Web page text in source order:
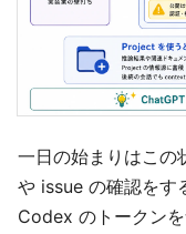
一日の始まりはこの
や issue の確認をす
Codex のトークン